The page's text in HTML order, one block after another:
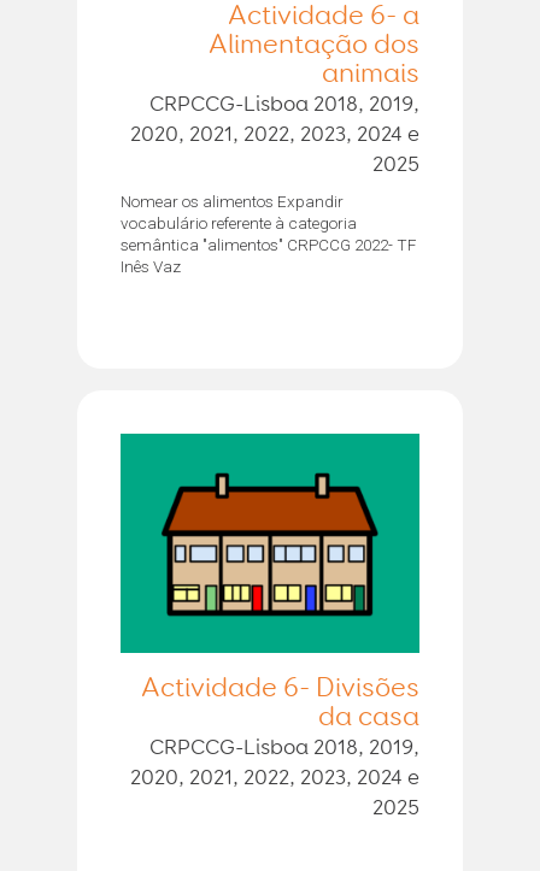
Actividade 6- a
Alimentação dos
animais
CRPCCG-Lisboa 2018, 2019,
2020, 2021, 2022, 2023, 2024 e
2025
Nomear os alimentos Expandir
vocabulário referente à categoria
semântica "alimentos" CRPCCG 2022- TF
Inês Vaz
Actividade 6- Divisões
da casa
CRPCCG-Lisboa 2018, 2019,
2020, 2021, 2022, 2023, 2024 e
2025